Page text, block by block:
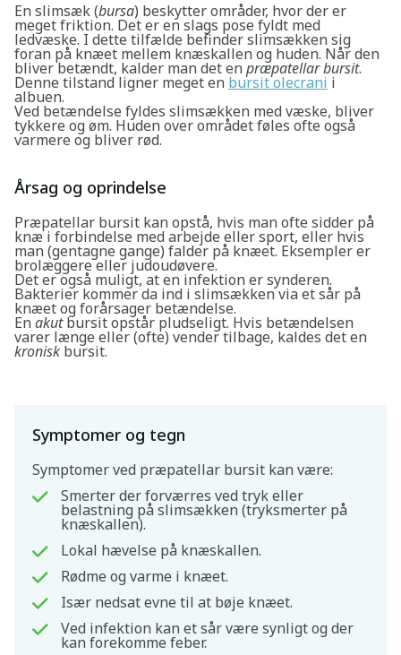
En slimsæk (bursa) beskytter områder, hvor der er
meget friktion. Det er en slags pose fyldt med
ledvæske. I dette tilfælde befinder slimsækken sig
foran på knæet mellem knæskallen og huden. Når den
bliver betændt, kalder man det en præpatellar bursit.
Denne tilstand ligner meget en bursit olecrani i
albuen.
Ved betændelse fyldes slimsækken med væske, bliver
tykkere og øm. Huden over området føles ofte også
varmere og bliver rød.
Årsag og oprindelse
Præpatellar bursit kan opstå, hvis man ofte sidder på
knæ i forbindelse med arbejde eller sport, eller hvis
man (gentagne gange) falder på knæet. Eksempler er
brolæggere eller judoudøvere.
Det er også muligt, at en infektion er synderen.
Bakterier kommer da ind i slimsækken via et sår på
knæet og forårsager betændelse.
En akutbursit opstår pludseligt. Hvis betændelsen
varer længe eller (ofte) vender tilbage, kaldes det en
kronisk bursit.
Symptomer og tegn
Symptomer ved præpatellar bursit kan være:
Smerter der forværres ved tryk eller
belastning på slimsækken (tryksmerter på
knæskallen).
Lokal hævelse på knæskallen.
Rødme og varme i knæet.
Især nedsat evne til at bøje knæet.
Ved infektion kan et sår være synligt og der
kan forekomme feber.